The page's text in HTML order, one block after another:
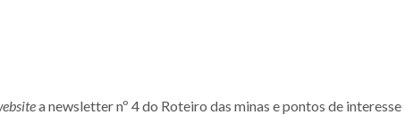
a newsletter nº 4 do Roteiro das minas e pontos de interesse